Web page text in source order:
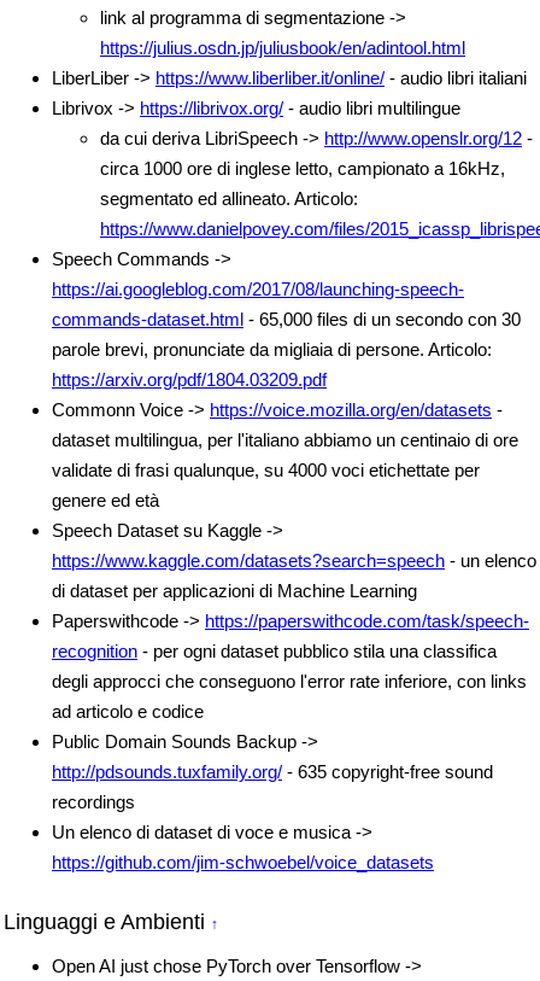
link al programma di segmentazione ->
https://julius.osdn.jp/juliusbook/en/adintool.html
LiberLiber -> https://www.liberliber.it/online/ - audio libri italiani
Librivox -> https://librivox.org/ - audio libri multilingue
da cui deriva LibriSpeech -> http://www.openslr.org/12 -
circa 1000 ore di inglese letto, campionato a 16kHz,
segmentato ed allineato. Articolo:
https://www.danielpovey.com/files/
Speech Commands ->
https://ai.googleblog.com/2017/08/launching-speech-
commands-dataset.html - 65,000 files di un secondo con 30
parole brevi, pronunciate da migliaia di persone. Articolo:
https://arxiv.org/pdf/1804.03209.pdf
Commonn Voice -> https://voice.mozilla.org/en/datasets -
dataset multilingua, per l'italiano abbiamo un centinaio di ore
validate di frasi qualunque, su 4000 voci etichettate per
genere ed età
Speech Dataset su Kaggle ->
https://www.kaggle.com/datasets?search=speech - un elenco
di dataset per applicazioni di Machine Learning
Paperswithcode -> https://paperswithcode.com/task/speech-
recognition - per ogni dataset pubblico stila una classifica
degli approcci che conseguono l'error rate inferiore, con links
ad articolo e codice
Public Domain Sounds Backup ->
http://pdsounds.tuxfamily.org/ - 635 copyright-free sound
recordings
Un elenco di dataset di voce e musica ->
https://github.com/jim-schwoebel/voice_datasets
Linguaggi e Ambienti ↑
Open AI just chose PyTorch over Tensorflow ->